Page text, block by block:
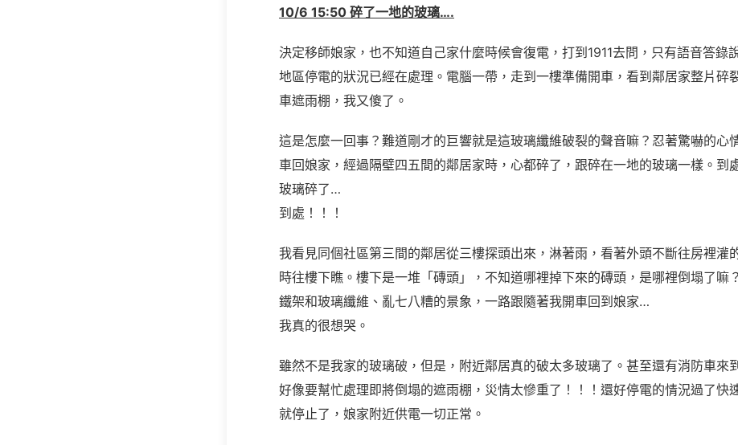
10/6 15:50 碎了一地的玻璃….
決定移師娘家，也不知道自己家什麼時候會復電，打到1911去問，只有語音答錄
地區停電的狀況已經在處理。電腦一帶，走到一樓準備開車，看到鄰居家整片碎
車遮雨棚，我又傻了。
這是怎麼一回事？難道剛才的巨響就是這玻璃纖維破裂的聲音嘛？忍著驚嚇的心
車回娘家，經過隔壁四五間的鄰居家時，心都碎了，跟碎在一地的玻璃一樣。到
玻璃碎了…
到處！！！
我看見同個社區第三間的鄰居從三樓探頭出來，淋著雨，看著外頭不斷往房裡灌
時往樓下瞧。樓下是一堆「磚頭」，不知道哪裡掉下來的磚頭，是哪裡倒塌了嘛
鐵架和玻璃纖維、亂七八糟的景象，一路跟隨著我開車回到娘家…
我真的很想哭。
雖然不是我家的玻璃破，但是，附近鄰居真的破太多玻璃了。甚至還有消防車來
好像要幫忙處理即將倒塌的遮雨棚，災情太慘重了！！！還好停電的情況過了快
就停止了，娘家附近供電一切正常。